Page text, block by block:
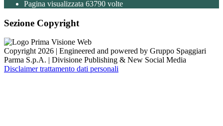
Pagina visualizzata 63790 volte
Sezione Copyright
Copyright 2026 | Engineered and powered by Gruppo Spaggiari
Parma S.p.A. | Divisione Publishing & New Social Media
Disclaimer trattamento dati personali